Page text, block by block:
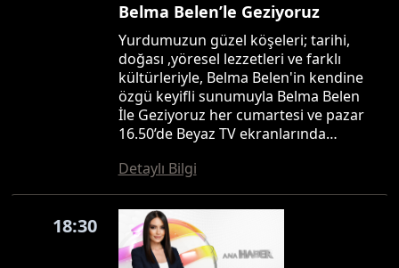
Belma Belen’le Geziyoruz
Yurdumuzun güzel köşeleri; tarihi,
doğası ,yöresel lezzetleri ve farklı
kültürleriyle, Belma Belen'in kendine
özgü keyifli sunumuyla Belma Belen
İle Geziyoruz her cumartesi ve pazar
16.50’de Beyaz TV ekranlarında…
Detaylı Bilgi
18:30